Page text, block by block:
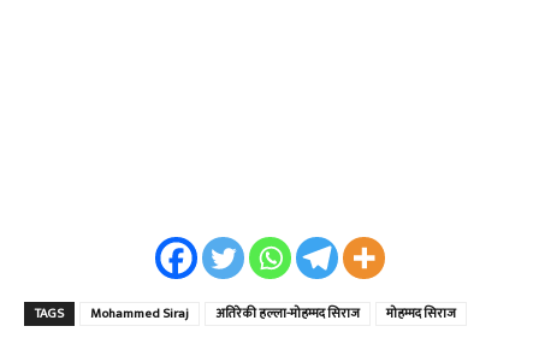
TAGS Mohammed Siraj अतिरेकी हल्ला-मोहम्मद सिराज मोहम्मद सिराज